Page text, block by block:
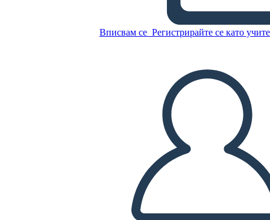
Вписвам се Регистрирайте се като
Копирайте този Storyboard
ПУСКАНЕ НА СЛАЙДШОУ
ЧЕТИ МИ